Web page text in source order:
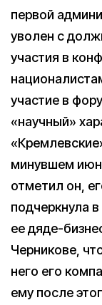
первой
уволен с
участия в
участие в
«научный»
минувшем
отметил он,
подчеркнула
ее дяде-
Черникове,
него его
ему после